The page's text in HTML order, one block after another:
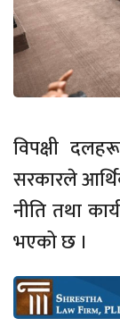
विपक्षी
सरकारले
नीति तथा
भएको छ ।